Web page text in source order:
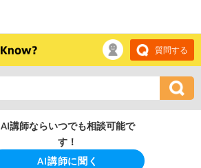
質問する
AI講師ならいつでも相談可能で
す！
AI講師に聞く